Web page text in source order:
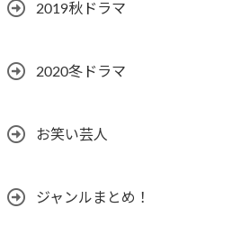
2019秋ドラマ
2020冬ドラマ
お笑い芸人
ジャンルまとめ！